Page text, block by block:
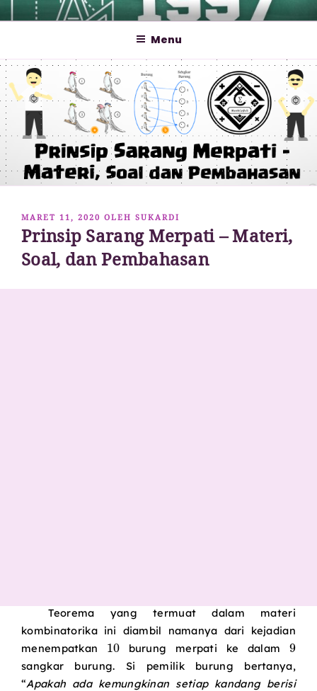
Lompat
ke MATHCYBER1997
God used beautiful mathematics in creating the world – Paul
Menu
DIPOSKAN
PADA
MARET 11, 2020 OLEH SUKARDI
Prinsip Sarang Merpati – Materi,
Soal, dan Pembahasan
Teorema yang termuat dalam materi
kombinatorika ini diambil namanya dari kejadian
menempatkan
10
burung merpati ke dalam
sangkar burung. Si pemilik burung bertanya,
“Apakah ada kemungkinan setiap kandang berisi